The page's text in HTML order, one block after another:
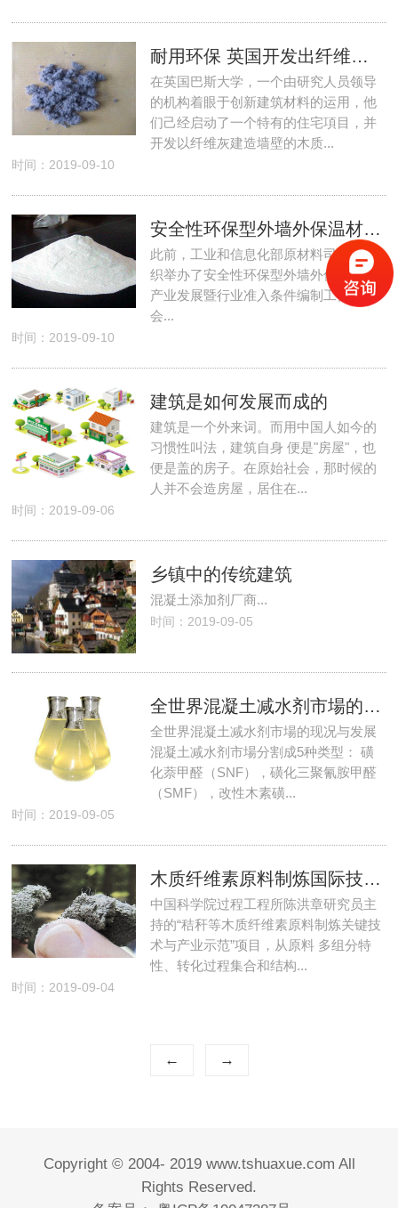
耐用环保 英国开发出纤维灰建筑材料
在英国巴斯大学，一个由研究人员领导
的机构着眼于创新建筑材料的运用，他
们己经启动了一个特有的住宅項目，并
开发以纤维灰建造墙壁的木质...
时间：2019-09-10
安全性环保型外墙外保温材料得宠
此前，工业和信息化部原材料司在京组
织举办了安全性环保型外墙外保温材料
产业发展暨行业准入条件编制工作座谈
会...
时间：2019-09-10
建筑是如何发展而成的
建筑是一个外来词。而用中国人如今的
习惯性叫法，建筑自身 便是"房屋"，也
便是盖的房子。在原始社会，那时候的
人并不会造房屋，居住在...
时间：2019-09-06
乡镇中的传统建筑
混凝土添加剂厂商...
时间：2019-09-05
全世界混凝土减水剂市場的现况与发展
全世界混凝土减水剂市場的现况与发展
混凝土减水剂市場分割成5种类型： 磺
化萘甲醛（SNF），磺化三聚氰胺甲醛
（SMF），改性木素磺...
时间：2019-09-05
木质纤维素原料制炼国际技术领先
中国科学院过程工程所陈洪章研究员主
持的“秸秆等木质纤维素原料制炼关键技
术与产业示范”项目，从原料 多组分特
性、转化过程集合和结构...
时间：2019-09-04
← →
Copyright © 2004- 2019 www.tshuaxue.com All
Rights Reserved.